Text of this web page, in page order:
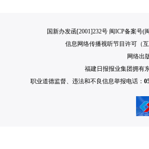
国新办发函[2001]232号 闽ICP备案号(
信息网络传播视听节目许可（
网络出
福建日报报业集团拥有
职业道德监督、违法和不良信息举报电话：